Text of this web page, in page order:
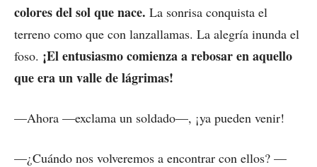
colores del sol que nace. La sonrisa conquista el
terreno como que con lanzallamas. La alegría inunda el
foso. ¡El entusiasmo comienza a rebosar en aquello
que era un valle de lágrimas!
—Ahora —exclama un soldado—, ¡ya pueden venir!
—¿Cuándo nos volveremos a encontrar con ellos? —